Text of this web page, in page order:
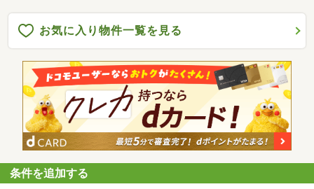
お気に入り物件一覧を見る
条件を追加する